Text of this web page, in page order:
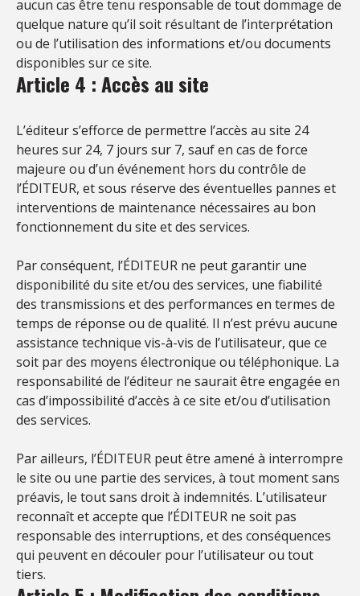
aucun cas être tenu responsable de tout dommage de
quelque nature qu’il soit résultant de l’interprétation
ou de l’utilisation des informations et/ou documents
disponibles sur ce site.
Article 4 : Accès au site
L’éditeur s’efforce de permettre l’accès au site 24
heures sur 24, 7 jours sur 7, sauf en cas de force
majeure ou d’un événement hors du contrôle de
l’ÉDITEUR, et sous réserve des éventuelles pannes et
interventions de maintenance nécessaires au bon
fonctionnement du site et des services.
Par conséquent, l’ÉDITEUR ne peut garantir une
disponibilité du site et/ou des services, une fiabilité
des transmissions et des performances en termes de
temps de réponse ou de qualité. Il n’est prévu aucune
assistance technique vis-à-vis de l’utilisateur, que ce
soit par des moyens électronique ou téléphonique. La
responsabilité de l’éditeur ne saurait être engagée en
cas d’impossibilité d’accès à ce site et/ou d’utilisation
des services.
Par ailleurs, l’ÉDITEUR peut être amené à interrompre
le site ou une partie des services, à tout moment sans
préavis, le tout sans droit à indemnités. L’utilisateur
reconnaît et accepte que l’ÉDITEUR ne soit pas
responsable des interruptions, et des conséquences
qui peuvent en découler pour l’utilisateur ou tout
tiers.